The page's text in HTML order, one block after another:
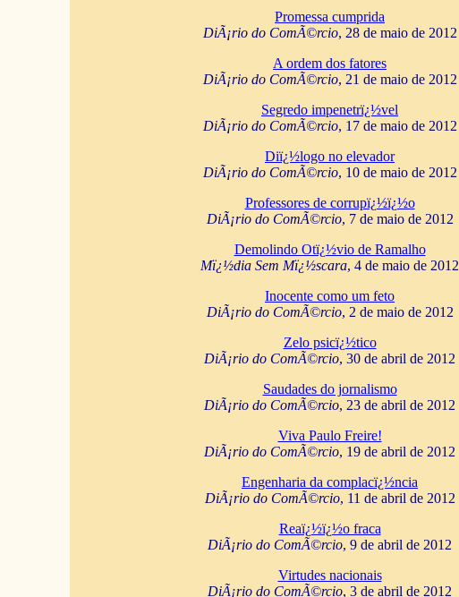
Promessa cumprida
DiÃ¡rio do ComÃ©rcio, 28 de maio de 2012
A ordem dos fatores
DiÃ¡rio do ComÃ©rcio, 21 de maio de 2012
Segredo impenetrï¿½vel
DiÃ¡rio do ComÃ©rcio, 17 de maio de 2012
Diï¿½logo no elevador
DiÃ¡rio do ComÃ©rcio, 10 de maio de 2012
Professores de corrupï¿½ï¿½o
DiÃ¡rio do ComÃ©rcio, 7 de maio de 2012
Demolindo Otï¿½vio de Ramalho
Mï¿½dia Sem Mï¿½scara, 4 de maio de 2012
Inocente como um feto
DiÃ¡rio do ComÃ©rcio, 2 de maio de 2012
Zelo psicï¿½tico
DiÃ¡rio do ComÃ©rcio, 30 de abril de 2012
Saudades do jornalismo
DiÃ¡rio do ComÃ©rcio, 23 de abril de 2012
Viva Paulo Freire!
DiÃ¡rio do ComÃ©rcio, 19 de abril de 2012
Engenharia da complacï¿½ncia
DiÃ¡rio do ComÃ©rcio, 11 de abril de 2012
Reaï¿½ï¿½o fraca
DiÃ¡rio do ComÃ©rcio, 9 de abril de 2012
Virtudes nacionais
DiÃ¡rio do ComÃ©rcio, 3 de abril de 2012